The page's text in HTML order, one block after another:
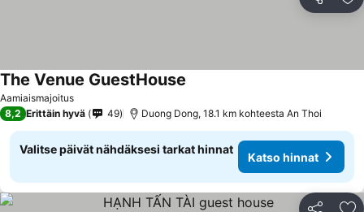
Jaa
Aamiaismajoitus
The Venue GuestHouse
8,2 Erittäin hyvä 49 Duong Dong, 18.1 km kohteesta An Thoi
Valitse päivät nähdäksesi tarkat hinnat
Katso hinnat